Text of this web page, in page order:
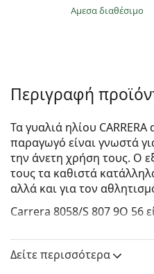
άμεσα διαθέσιμο
Περιγραφή
Τα γυαλιά ηλίου
παραγωγό είναι γνωστά
την άνετη χρήση τους. Ο
τους τα καθιστά
αλλά και για τον
Carrera 8058/S 807 9O 56
με τη λειτουργία του
Lentiamo.
Δείτε περισσότερα